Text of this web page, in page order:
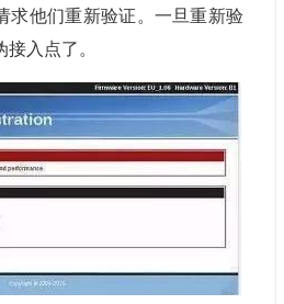
求他们重新验证。一旦重新验
入点了。